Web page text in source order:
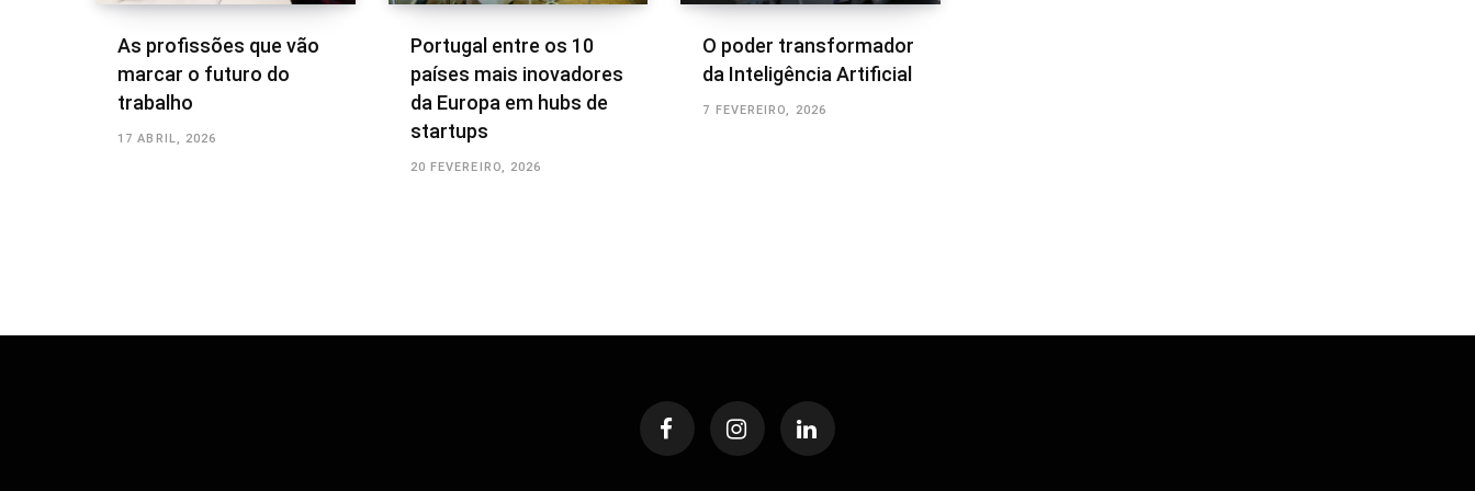
As profissões que vão
marcar o futuro do
trabalho
17 ABRIL, 2026
Portugal entre os 10
países mais inovadores
da Europa em hubs de
startups
20 FEVEREIRO, 2026
O poder transformador
da Inteligência Artificial
7 FEVEREIRO, 2026